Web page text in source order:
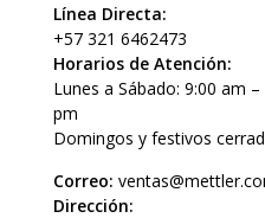
Línea Directa:
+57 321 6462473
Horarios de Atención:
Lunes a Sábado: 9:00 am
pm
Domingos y festivos
Correo:
Dirección: